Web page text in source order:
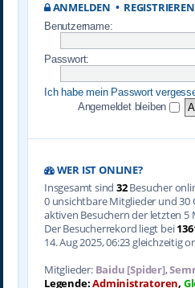
ANMELDEN • REGISTRIEREN
Benutzername:
Passwort:
Ich habe mein Passwort
Angemeldet bleiben
WER IST ONLINE?
Insgesamt sind 32Besucher
0 unsichtbare Mitglieder und 30
aktiven Besuchern der letzten 5
Der Besucherrekord liegt bei
14. Aug 2025, 06:23 gleichzeitig
Mitglieder: Baidu [Spider],
Legende:Administratoren,